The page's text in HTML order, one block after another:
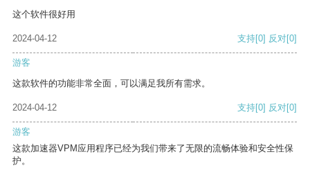
这个软件很好用
2024-04-12 支持[0] 反对[0]
游客
这款软件的功能非常全面，可以满足我所有需求。
2024-04-12 支持[0] 反对[0]
游客
这款加速器VPM应用程序已经为我们带来了无限的流畅体验和安全性保
护。